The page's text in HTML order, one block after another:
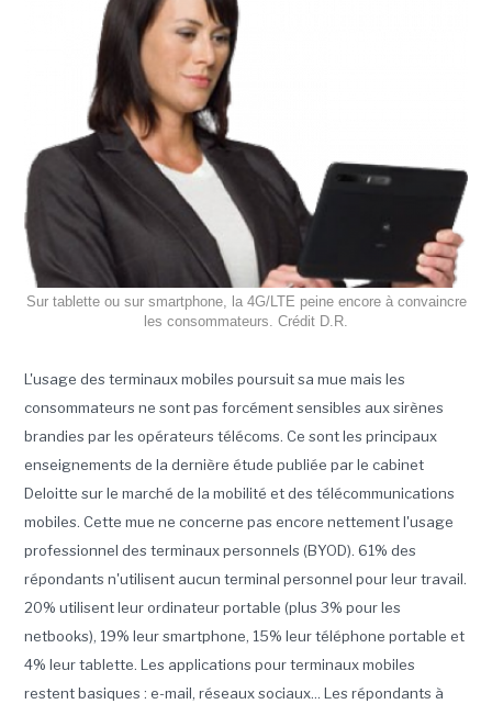
Sur tablette ou sur smartphone, la 4G/LTE peine encore à convaincre
les consommateurs. Crédit D.R.
L'usage des terminaux mobiles poursuit sa mue mais les
consommateurs ne sont pas forcément sensibles aux sirènes
brandies par les opérateurs télécoms. Ce sont les principaux
enseignements de la dernière étude publiée par le cabinet
Deloitte sur le marché de la mobilité et des télécommunications
mobiles. Cette mue ne concerne pas encore nettement l'usage
professionnel des terminaux personnels (BYOD). 61% des
répondants n'utilisent aucun terminal personnel pour leur travail.
20% utilisent leur ordinateur portable (plus 3% pour les
netbooks), 19% leur smartphone, 15% leur téléphone portable et
4% leur tablette. Les applications pour terminaux mobiles
restent basiques : e-mail, réseaux sociaux... Les répondants à